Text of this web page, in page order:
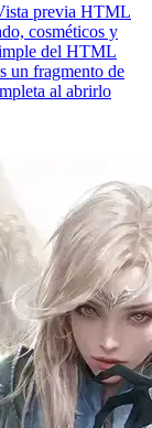
previa HTML
cosméticos y
del HTML
un fragmento de
al abrirlo